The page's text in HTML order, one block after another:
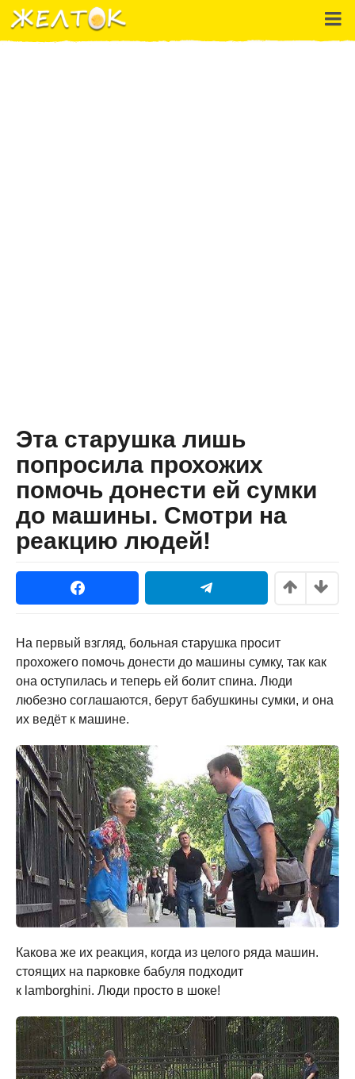
Эта старушка лишь
попросила прохожих
помочь донести ей сумки
до машины. Смотри на
реакцию людей!
На первый взгляд, больная старушка просит
прохожего помочь донести до машины сумку, так как
она оступилась и теперь ей болит спина. Люди
любезно соглашаются, берут бабушкины сумки, и она
их ведёт к машине.
Какова же их реакция, когда из целого ряда машин.
стоящих на парковке бабуля подходит
к lamborghini. Люди просто в шоке!